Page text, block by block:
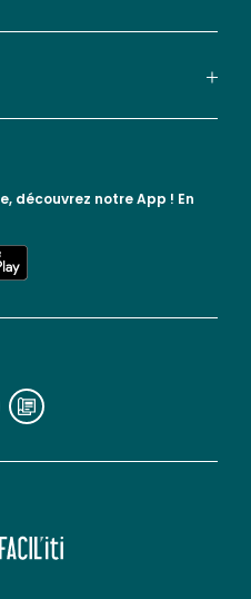
lien vers le blog la redoute
découvrez notre App ! En